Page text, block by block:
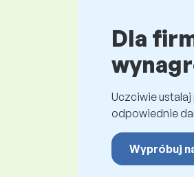
Dla
Uczciwie
odpowiednie
Wypróbuj